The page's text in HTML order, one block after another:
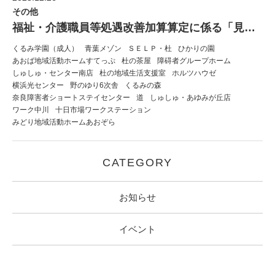
その他
福祉・介護職員等処遇改善加算算定に係る「見える化要件」について
くるみ学園（成人） 青葉メゾン ＳＥＬＰ・杜
ひかりの園
あおば地域活動ホームすてっぷ
杜の茶屋
障碍者グループホーム
しゅしゅ・センター南店
杜の地域生活支援室
ホルツハウゼ
横浜光センター
野のゆり6次舎
くるみの森
奈良障害者ショートステイセンター
道
しゅしゅ・あゆみが丘店
ワーク中川
十日市場ワークステーション
みどり地域活動ホームあおぞら
CATEGORY
お知らせ
イベント